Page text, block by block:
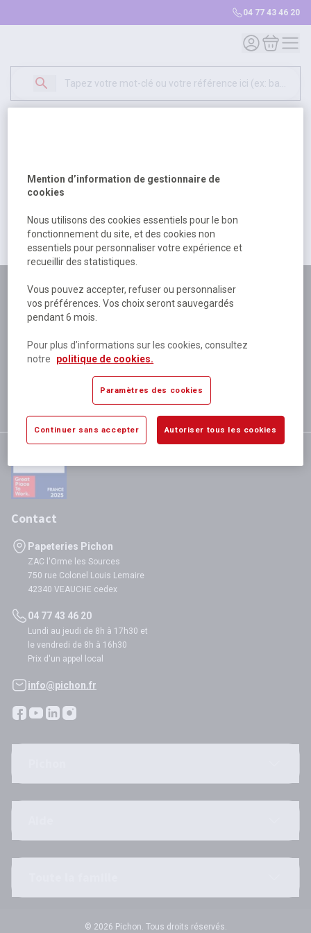
04 77 43 46 20
Mon compte
Mon
500
excuser pour la gêne occasionée.
Retour Retour à l'accueil
Plus de 180 personnes
à votre écoute
Plus de 80 000 références
disponibles
Expédition le jour même
si validation avant 12h
satisfaction totale
Contact
Papeteries Pichon
ZAC l'Orme les Sources
750 rue Colonel Louis Lemaire
42340 VEAUCHE cedex
04 77 43 46 20
Lundi au jeudi de 8h à 17h30 et
le vendredi de 8h à 16h30
Prix d'un appel local
info@pichon.fr
© 2026 Pichon. Tous droits réservés.
Mention d’information de gestionnaire de
cookies
Nous utilisons des cookies essentiels pour le bon
fonctionnement du site, et des cookies non
essentiels pour personnaliser votre expérience et
recueillir des statistiques.
Vous pouvez accepter, refuser ou personnaliser
vos préférences. Vos choix seront sauvegardés
pendant 6 mois.
Pour plus d’informations sur les cookies, consultez
notre
politique de cookies.
Paramètres des cookies
Continuer sans accepter Autoriser tous les cookies